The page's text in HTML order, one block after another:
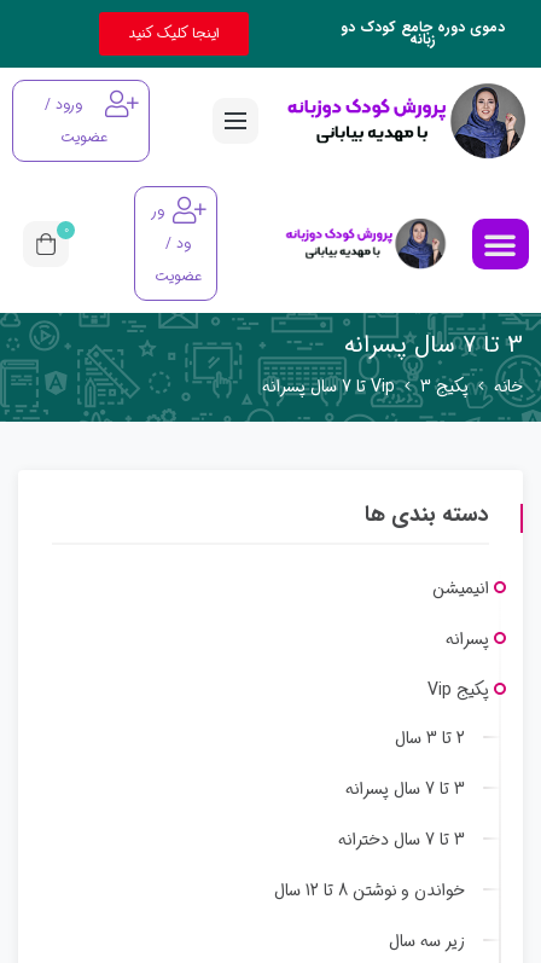
دموی دوره جامع کودک دو
زبانه اینجا کلیک کنید
ورود /
عضویت
ور
ود /
عضویت
0
3 تا 7 سال پسرانه
خانه پکیج Vip3 تا 7 سال پسرانه
دسته بندی ها
انیمیشن
پسرانه
پکیج Vip
2 تا 3 سال
3 تا 7 سال پسرانه
3 تا 7 سال دخترانه
خواندن و نوشتن 8 تا 12 سال
زیر سه سال